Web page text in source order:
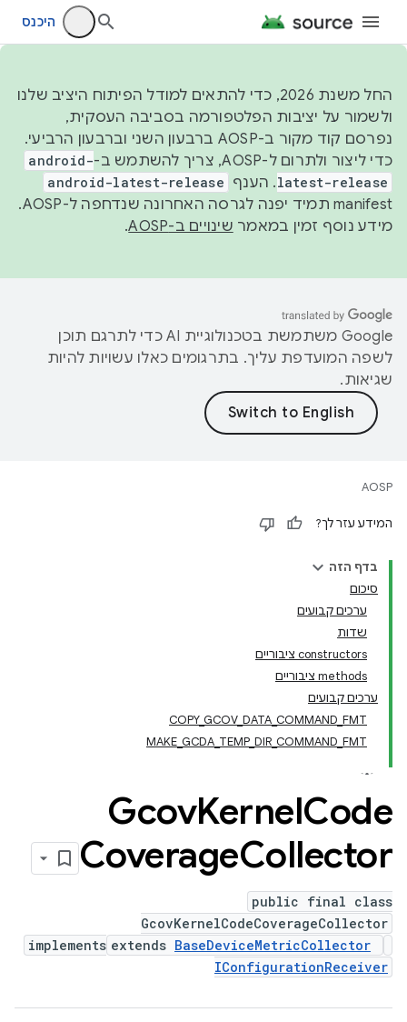
היכנס
החל משנת 2026, כדי להתאים למודל הפיתוח היציב שלנו
ולשמור על יציבות הפלטפורמה בסביבה העסקית,
נפרסם קוד מקור ב-AOSP ברבעון השני וברבעון הרביעי.
כדי ליצור ולתרום ל-AOSP, צריך להשתמש ב-
android-
latest-release. הענף android-latest-release
manifest תמיד יפנה לגרסה האחרונה שנדחפה ל-AOSP.
מידע נוסף זמין במאמר שינויים ב-AOSP .
‫Google משתמשת בטכנולוגיית AI כדי לתרגם תוכן
לשפה המועדפת עליך. בתרגומים כאלו עשויות להיות
שגיאות.
AOSP
המידע עזר לך?
בדף הזה
סיכום
ערכים קבועים
שדות
‫constructors ציבוריים
‫methods ציבוריים
ערכים קבועים
COPY_GCOV_DATA_COMMAND_FMT
MAKE_GCDA_TEMP_DIR_COMMAND_FMT
GcovKernelCode
CoverageCollector
public final class
GcovKernelCodeCoverageCollector
extends BaseDeviceMetricCollector
implements
IConfigurationReceiver